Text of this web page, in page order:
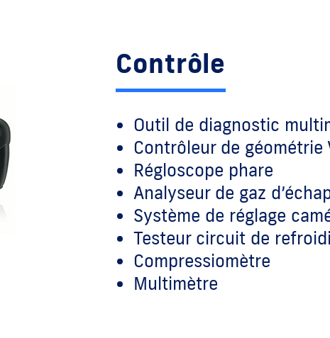
Contrôle
Outil de diagnostic
Contrôleur de géométrie
Régloscope phare
Analyseur de gaz
Système de réglage
Testeur circuit de
Compressiomètre
Multimètre